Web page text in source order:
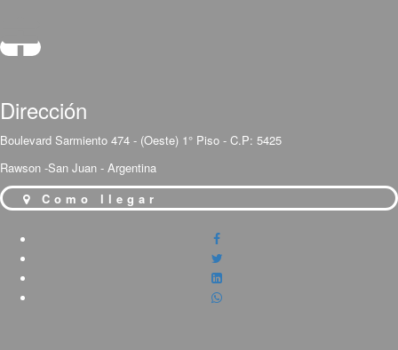
Dirección
Boulevard Sarmiento 474 - (Oeste) 1° Piso - C.P: 5425
Rawson -San Juan - Argentina
Como llegar